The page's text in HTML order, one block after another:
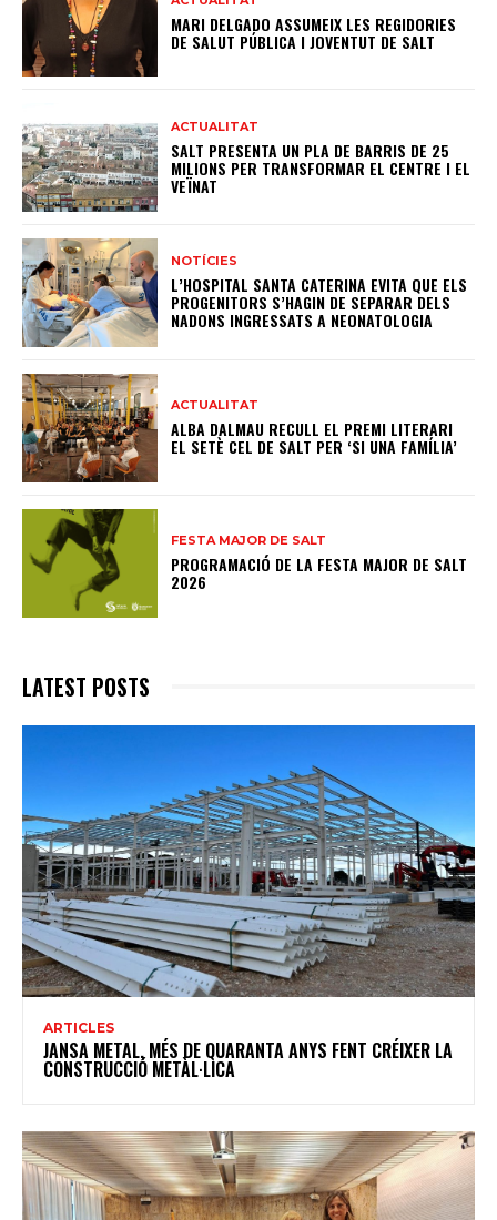
MARI DELGADO ASSUMEIX LES REGIDORIES
DE SALUT PÚBLICA I JOVENTUT DE SALT
ACTUALITAT
SALT PRESENTA UN PLA DE BARRIS DE 25
MILIONS PER TRANSFORMAR EL CENTRE I EL
VEÏNAT
NOTÍCIES
L’HOSPITAL SANTA CATERINA EVITA QUE ELS
PROGENITORS S’HAGIN DE SEPARAR DELS
NADONS INGRESSATS A NEONATOLOGIA
ACTUALITAT
ALBA DALMAU RECULL EL PREMI LITERARI
EL SETÈ CEL DE SALT PER ‘SI UNA FAMÍLIA’
FESTA MAJOR DE SALT
PROGRAMACIÓ DE LA FESTA MAJOR DE SALT
2026
LATEST POSTS
ARTICLES
JANSA METAL, MÉS DE QUARANTA ANYS FENT CRÉIXER LA
CONSTRUCCIÓ METÀL·LICA